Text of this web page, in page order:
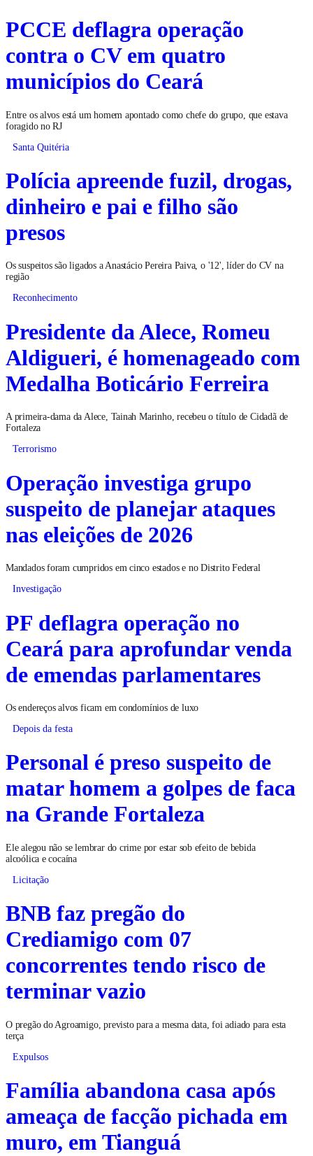
PCCE deflagra operação
contra o CV em quatro
municípios do Ceará
Entre os alvos está um homem apontado como chefe do grupo, que estava
foragido no RJ
Santa Quitéria
Polícia apreende fuzil, drogas,
dinheiro e pai e filho são
presos
Os suspeitos são ligados a Anastácio Pereira Paiva, o '12', líder do CV na
região
Reconhecimento
Presidente da Alece, Romeu
Aldigueri, é homenageado com
Medalha Boticário Ferreira
A primeira-dama da Alece, Tainah Marinho, recebeu o título de Cidadã de
Fortaleza
Terrorismo
Operação investiga grupo
suspeito de planejar ataques
nas eleições de 2026
Mandados foram cumpridos em cinco estados e no Distrito Federal
Investigação
PF deflagra operação no
Ceará para aprofundar venda
de emendas parlamentares
Os endereços alvos ficam em condomínios de luxo
Depois da festa
Personal é preso suspeito de
matar homem a golpes de faca
na Grande Fortaleza
Ele alegou não se lembrar do crime por estar sob efeito de bebida
alcoólica e cocaína
Licitação
BNB faz pregão do
Crediamigo com 07
concorrentes tendo risco de
terminar vazio
O pregão do Agroamigo, previsto para a mesma data, foi adiado para esta
terça
Expulsos
Família abandona casa após
ameaça de facção pichada em
muro, em Tianguá